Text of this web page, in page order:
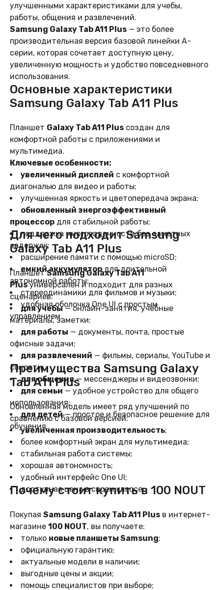
улучшенными характеристиками для учебы,
работы, общения и развлечений.
Samsung Galaxy Tab A11 Plus — это более
производительная версия базовой линейки A-
серии, которая сочетает доступную цену,
увеличенную мощность и удобство повседневного
использования.
Основные характеристики
Samsung Galaxy Tab A11 Plus
Планшет Galaxy Tab A11 Plus создан для
комфортной работы с приложениями и
мультимедиа.
Ключевые особенности:
увеличенный дисплей с комфортной
диагональю для видео и работы;
улучшенная яркость и цветопередача экрана;
обновленный энергоэффективный
процессор для стабильной работы;
поддержка многозадачности без заметных
задержек;
расширение памяти с помощью microSD;
емкий аккумулятордля длительной
автономной работы;
стереодинамики для фильмов и музыки;
удобная оболочка One UI с простым
управлением.
Для чего подходит Samsung
Galaxy Tab A11 Plus
ПланшетSamsung Galaxy Tab A11
Plusуниверсален и подходит для разных
сценариев:
для учебы— онлайн-занятия, учебные
материалы, заметки;
для работы — документы, почта, простые
офисные задачи;
для развлечений — фильмы, сериалы, YouTube и
соцсети;
для общения— мессенджеры и видеозвонки;
для семьи — удобное устройство для общего
использования;
для детей— простое и безопасное решение для
обучения.
Преимущества Samsung Galaxy
Tab A11 Plus
Обновленная модель имеет ряд улучшений по
сравнению с базовой версией:
увеличенная производительность;
более комфортный экран для мультимедиа;
стабильная работа системы;
хорошая автономность;
удобный интерфейс One UI;
доступная цена в своем классе.
Почему стоит купить в 100 NOUT
Покупая Samsung Galaxy Tab A11 Plus в интернет-
магазине 100 NOUT, вы получаете:
только новые планшеты Samsung;
официальную гарантию;
актуальные модели в наличии;
выгодные цены и акции;
помощь специалистов при выборе;